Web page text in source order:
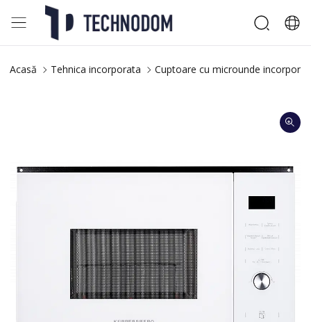
Acasă Tehnica incorporata Cuptoare cu microunde